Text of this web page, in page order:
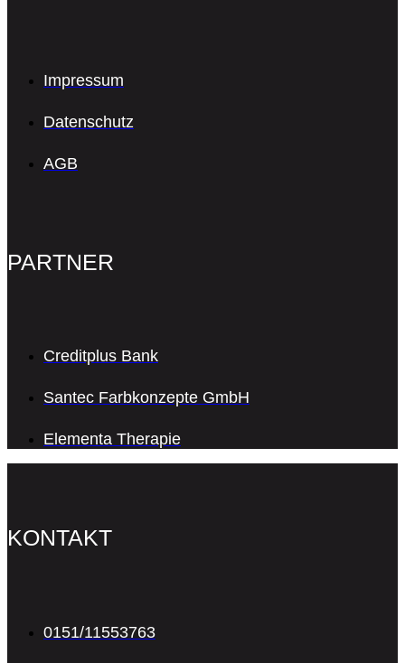
Impressum
Datenschutz
AGB
PARTNER
Creditplus Bank
Santec Farbkonzepte GmbH
Elementa Therapie
KONTAKT
0151/11553763